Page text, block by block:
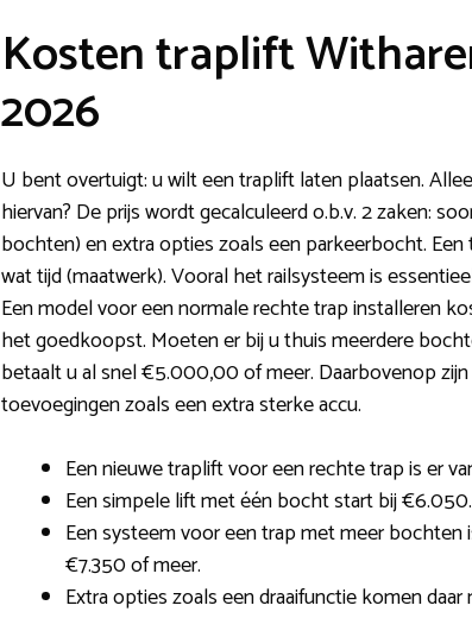
Kosten traplift
2026
U bent overtuigt: u wilt een traplift laten plaatsen.
hiervan? De prijs wordt gecalculeerd o.b.v. 2 zaken:
bochten) en extra opties zoals een parkeerbocht.
wat tijd (maatwerk). Vooral het railsysteem is
Een model voor een normale rechte trap installeren
het goedkoopst. Moeten er bij u thuis meerdere
betaalt u al snel €5.000,00 of meer. Daarbovenop
toevoegingen zoals een extra sterke accu.
Een nieuwe traplift voor een rechte trap is er
Een simpele lift met één bocht start bij €6.050.
Een systeem voor een trap met meer bochten
€7.350 of meer.
Extra opties zoals een draaifunctie komen